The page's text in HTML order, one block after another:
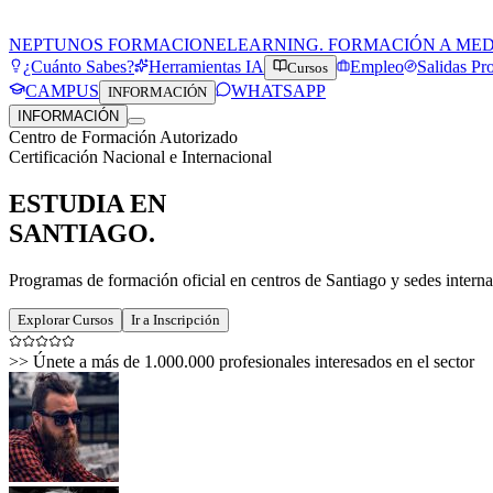
NEPTUNOS FORMACIONELEARNING. FORMACIÓN A
¿Cuánto Sabes?
Herramientas IA Cursos Empleo
Salidas
CAMPUS INFORMACIÓN WHATSAPP
INFORMACIÓN
Centro de Formación Autorizado
Certificación Nacional e Internacional
ESTUDIA EN
SANTIAGO.
Programas de formación oficial en centros de Santiago y sedes
Explorar Cursos Ir a Inscripción
>> Únete a más de 1.000.000 profesionales interesados en el sector